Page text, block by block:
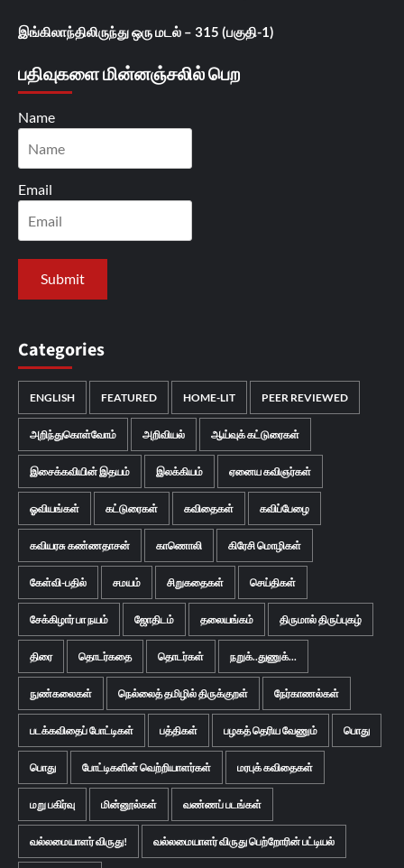
இங்கிலாந்திலிருந்து ஒரு மடல் – 315 (பகுதி-1)
பதிவுகளை மின்னஞ்சலில் பெற
Name
Email
Categories
ENGLISH FEATURED HOME-LIT PEER REVIEWED
அறிந்துகொள்வோம் அறிவியல் ஆய்வுக் கட்டுரைகள்
இசைக்கவியின் இதயம் இலக்கியம் ஏனைய கவிஞர்கள்
ஓவியங்கள் கட்டுரைகள் கவிதைகள் கவிப்பேழை
கவியரசு கண்ணதாசன் காணொலி கிரேசி மொழிகள்
கேள்வி-பதில் சமயம் சிறுகதைகள் செய்திகள்
சேக்கிழார் பா நயம் ஜோதிடம் தலையங்கம் திருமால் திருப்புகழ்
திரை தொடர்கதை தொடர்கள் நறுக்..துணுக்...
நுண்கலைகள் நெல்லைத் தமிழில் திருக்குறள் நேர்காணல்கள்
படக்கவிதைப் போட்டிகள் பத்திகள் பழகத் தெரிய வேணும் பொது
பொது போட்டிகளின் வெற்றியாளர்கள் மரபுக் கவிதைகள்
மறு பகிர்வு மின்னூல்கள் வண்ணப் படங்கள்
வல்லமையாளர் விருது! வல்லமையாளர் விருது பெற்றோரின் பட்டியல்